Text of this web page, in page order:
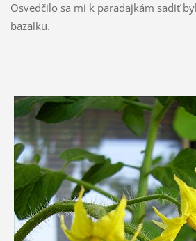
Osvedčilo sa mi k paradajkám sadiť
bazalku.